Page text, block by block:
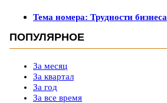
Тема номера: Трудности бизнеса
ПОПУЛЯРНОЕ
За месяц
За квартал
За год
За все время